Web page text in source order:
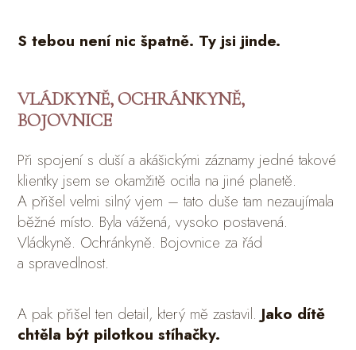
S tebou není nic špatně. Ty jsi jinde.
VLÁDKYNĚ, OCHRÁNKYNĚ,
BOJOVNICE
Při spojení s duší a akášickými záznamy jedné takové
klientky jsem se okamžitě ocitla na jiné planetě.
A přišel velmi silný vjem – tato duše tam nezaujímala
běžné místo. Byla vážená, vysoko postavená.
Vládkyně. Ochránkyně. Bojovnice za řád
a spravedlnost.
A pak přišel ten detail, který mě zastavil. Jako dítě
chtěla být pilotkou stíhačky.